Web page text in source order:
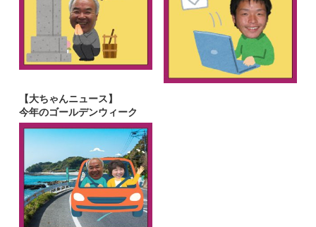
【大ちゃんニュース】
今年のゴールデンウィーク